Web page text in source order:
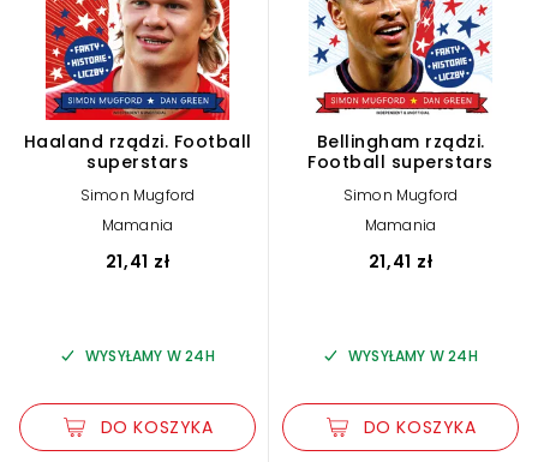
Haaland rządzi. Football
superstars
Simon Mugford
Mamania
21,41 zł
WYSYŁAMY W 24H
DO KOSZYKA
Bellingham rządzi.
Football superstars
Simon Mugford
Mamania
21,41 zł
WYSYŁAMY W 24H
DO KOSZYKA